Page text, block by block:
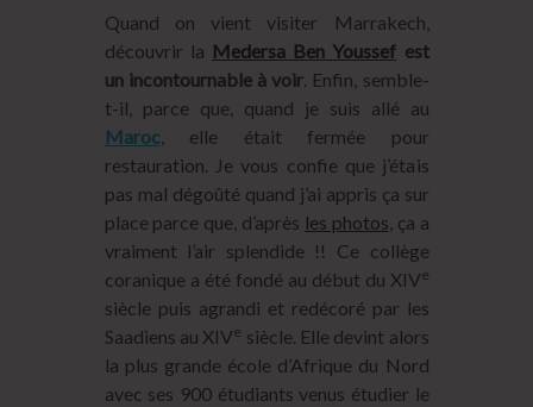
Quand on vient visiter Marrakech,
découvrir la Medersa Ben Youssef est
un incontournable à voir . Enfin, semble-
t-il, parce que, quand je suis allé au
Maroc, elle était fermée pour
restauration. Je vous confie que j’étais
pas mal dégoûté quand j’ai appris ça sur
place parce que, d’après les photos , ça a
vraiment l’air splendide !! Ce collège
coranique a été fondé au début du XIVe
siècle puis agrandi et redécoré par les
Saadiens au XIVe siècle. Elle devint alors
la plus grande école d’Afrique du Nord
avec ses 900 étudiants venus étudier le